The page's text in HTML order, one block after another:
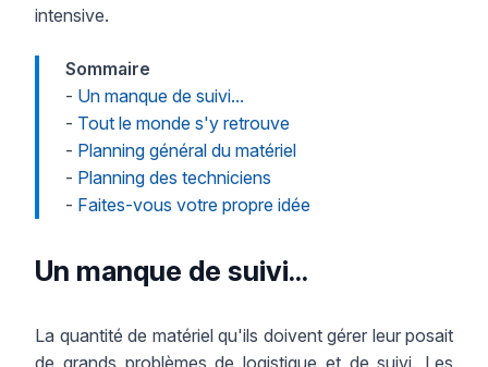
intensive.
Sommaire
- Un manque de suivi...
- Tout le monde s'y retrouve
- Planning général du matériel
- Planning des techniciens
- Faites-vous votre propre idée
Un manque de suivi...
La quantité de matériel qu'ils doivent gérer leur posait
de grands problèmes de logistique et de suivi. Les